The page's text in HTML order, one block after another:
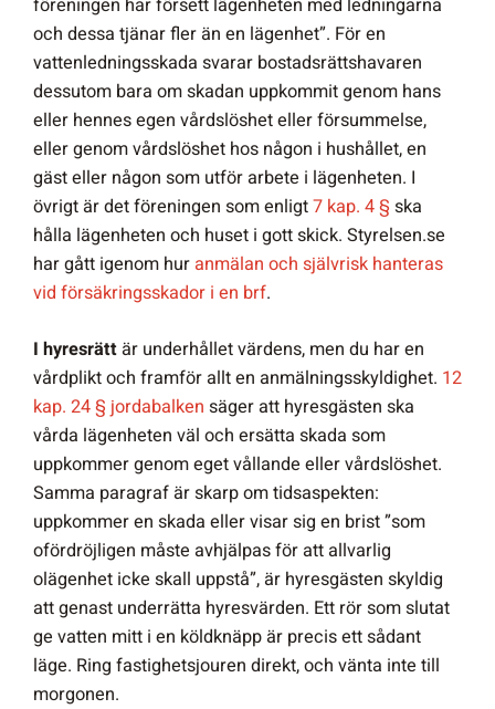
föreningen har försett lägenheten med ledningarna
och dessa tjänar fler än en lägenhet”. För en
vattenledningsskada svarar bostadsrättshavaren
dessutom bara om skadan uppkommit genom hans
eller hennes egen vårdslöshet eller försummelse,
eller genom vårdslöshet hos någon i hushållet, en
gäst eller någon som utför arbete i lägenheten. I
övrigt är det föreningen som enligt7 kap. 4 § ska
hålla lägenheten och huset i gott skick. Styrelsen.se
har gått igenom hur anmälan och självrisk hanteras
vid försäkringsskador i en brf.
I hyresrätt är underhållet värdens, men du har en
vårdplikt och framför allt en anmälningsskyldighet. 12
kap. 24 § jordabalken säger att hyresgästen ska
vårda lägenheten väl och ersätta skada som
uppkommer genom eget vållande eller vårdslöshet.
Samma paragraf är skarp om tidsaspekten:
uppkommer en skada eller visar sig en brist ”som
ofördröjligen måste avhjälpas för att allvarlig
olägenhet icke skall uppstå”, är hyresgästen skyldig
att genast underrätta hyresvärden. Ett rör som slutat
ge vatten mitt i en köldknäpp är precis ett sådant
läge. Ring fastighetsjouren direkt, och vänta inte till
morgonen.